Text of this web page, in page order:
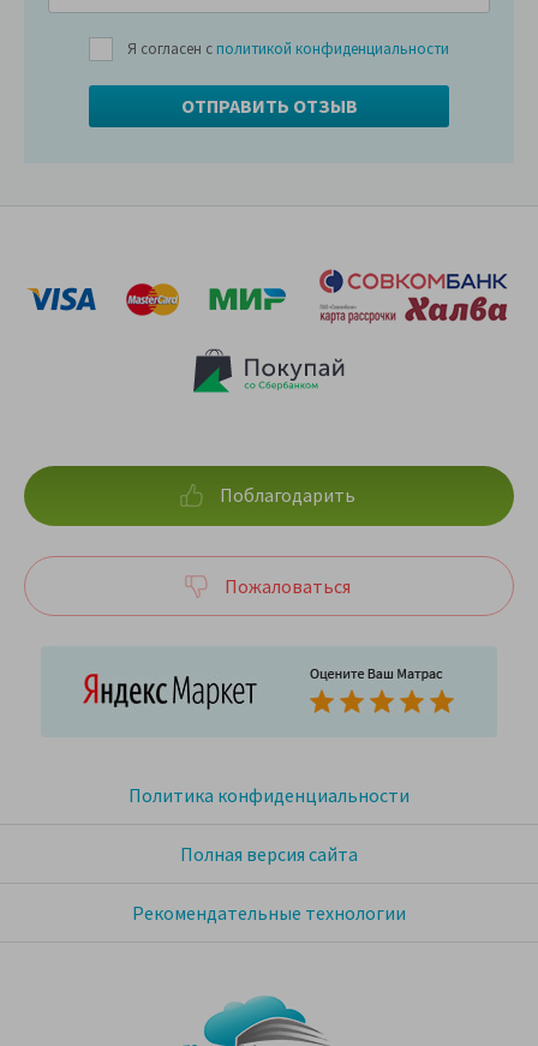
Я согласен с политикой конфиденциальности
Политика конфиденциальности
Полная версия сайта
Рекомендательные технологии
Поблагодарить
Пожаловаться